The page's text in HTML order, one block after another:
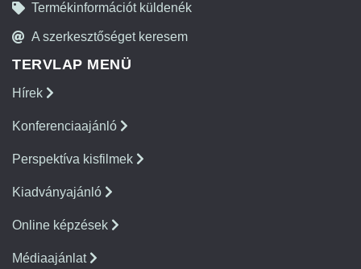
Termékinformációt küldenék
A szerkesztőséget keresem
TERVLAP MENÜ
Hírek
Konferenciaajánló
Perspektíva kisfilmek
Kiadványajánló
Online képzések
Médiaajánlat